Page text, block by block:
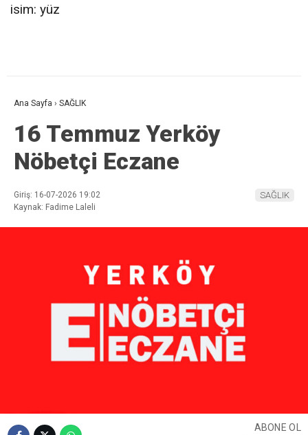
isim: yüz
Ana Sayfa › SAĞLIK
16 Temmuz Yerköy
Nöbetçi Eczane
Giriş: 16-07-2026 19:02
Kaynak: Fadime Laleli
SAĞLIK
ABONE OL